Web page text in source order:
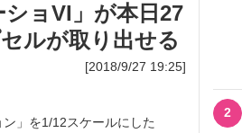
ョVI」が本日27
ルが取り出せる
[2018/9/27 19:25]
」を1/12スケールにした
2